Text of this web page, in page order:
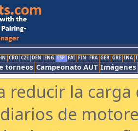
CRO CZE DEN ENG ESP FAI FIN FRA GER GRE INA
torneos Campeonato AUT Imágenes
reducir la
de